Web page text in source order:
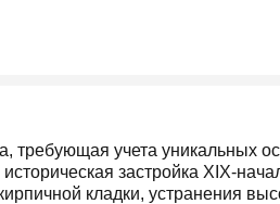
учета уникальных
застройка XIX-
кладки, устранения